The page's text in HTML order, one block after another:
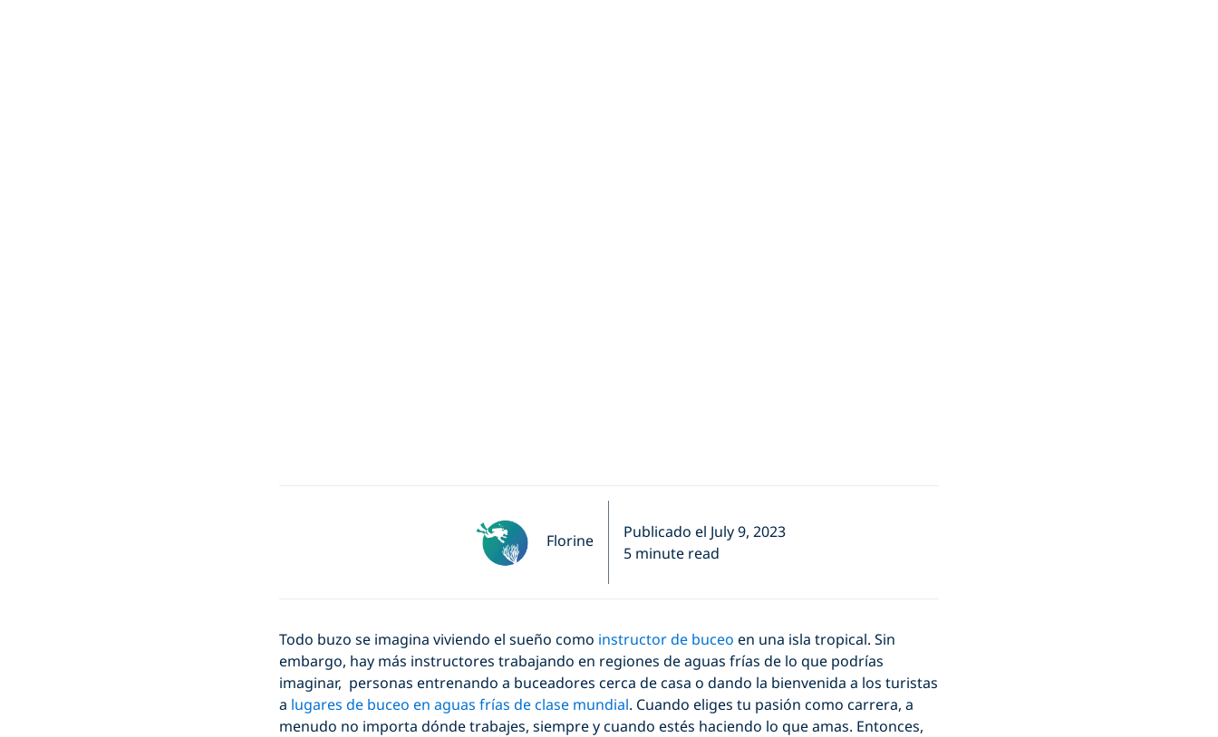
Florine
Publicado el July 9, 2023
5 minute read
Todo buzo se imagina viviendo el sueño como instructor de buceo en una isla tropical. Sin
embargo, hay más instructores trabajando en regiones de aguas frías de lo que podrías
imaginar, personas entrenando a buceadores cerca de casa o dando la bienvenida a los turistas
a lugares de buceo en aguas frías de clase mundial. Cuando eliges tu pasión como carrera, a
menudo no importa dónde trabajes, siempre y cuando estés haciendo lo que amas. Entonces,